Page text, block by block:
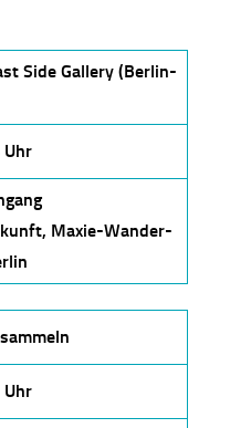
Side Gallery (Berlin-
Uhr
Maxie-Wander-
Uhr